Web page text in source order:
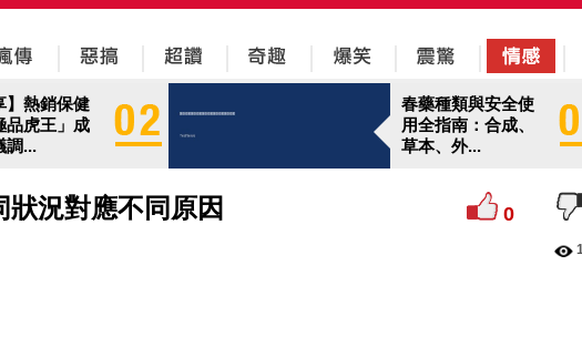
】熱銷保健
品虎王」成
調...
春藥種類與安全使
用全指南：合成、
草本、外...
況對應不同原因 0